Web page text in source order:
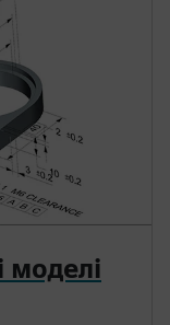
моделі